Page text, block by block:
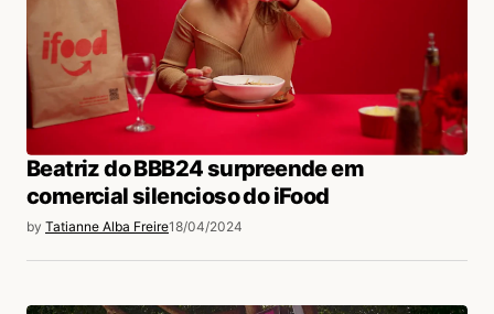
Beatriz do BBB24 surpreende em
comercial silencioso do iFood
by Tatianne Alba Freire18/04/2024